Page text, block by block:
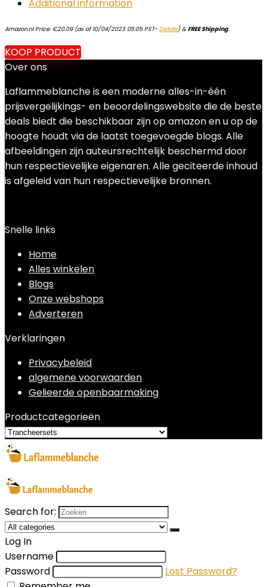
Additional information
Amazon.nl Price: €20.09(as of 10/04/2023 05:05 PST-Details)&FREE Shipping.
KOOP PRODUCT
Over ons
Laflammeblanche is een moderne alles-in-één
prijsvergelijkings- en beoordelingswebsite die de beste
deals biedt die beschikbaar zijn op amazon en u op de
hoogte houdt via de laatst toegevoegde blogs. Alle
afbeeldingen zijn auteursrechtelijk beschermd door
hun respectievelijke eigenaren. Alle geciteerde inhoud
is afgeleid van hun respectievelijke bronnen.
Snelle links
Home
Alles winkelen
Blogs
Onze webshops
Adverteren
Verklaringen
Privacybeleid
algemene voorwaarden
Gelieerde openbaarmaking
Productcategorieën
Search for:
Log In
Username
Password
Lost Password?